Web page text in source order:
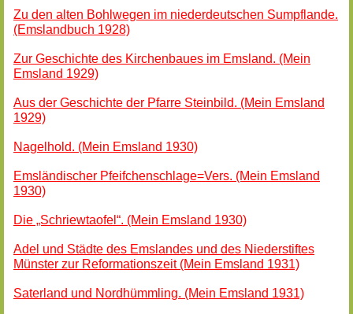
Zu den alten Bohlwegen im niederdeutschen Sumpflande.
(Emslandbuch 1928)
Zur Geschichte des Kirchenbaues im Emsland. (Mein
Emsland 1929)
Aus der Geschichte der Pfarre Steinbild. (Mein Emsland
1929)
Nagelhold. (Mein Emsland 1930)
Emsländischer Pfeifchenschlage=Vers. (Mein Emsland
1930)
Die „Schriewtaofel“. (Mein Emsland 1930)
Adel und Städte des Emslandes und des Niederstiftes
Münster zur Reformationszeit (Mein Emsland 1931)
Saterland und Nordhümmling. (Mein Emsland 1931)